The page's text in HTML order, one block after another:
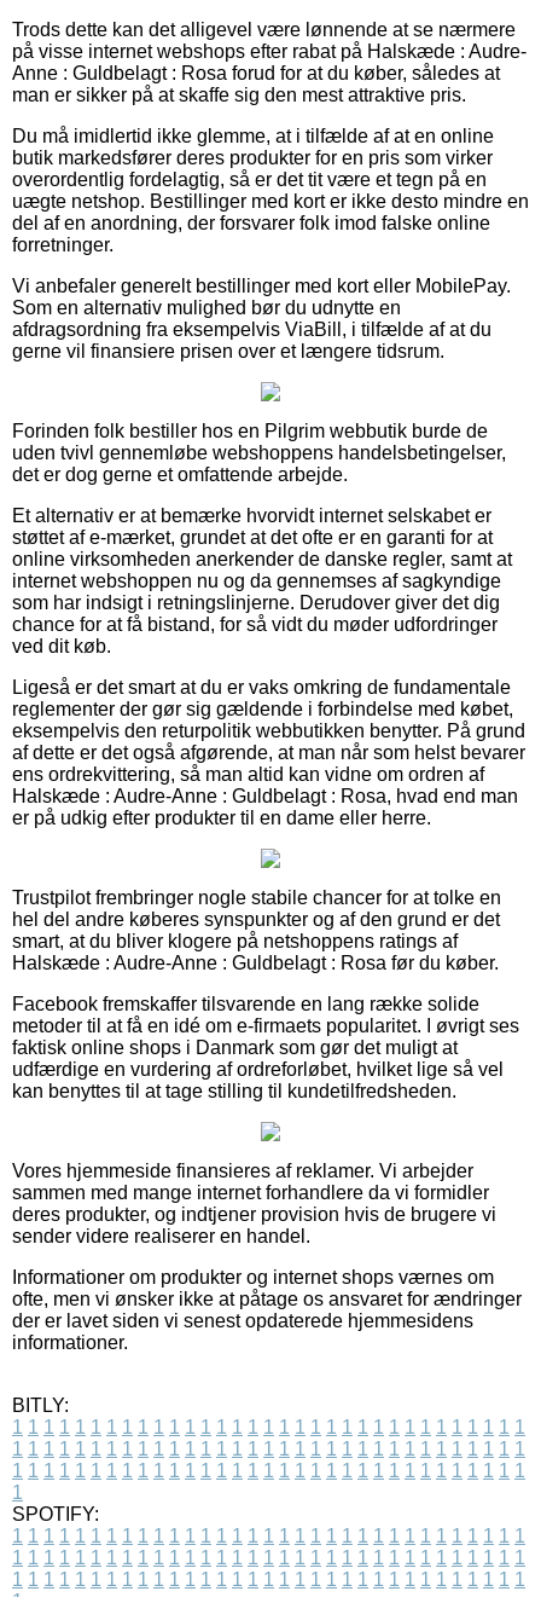
Trods dette kan det alligevel være lønnende at se nærmere
på visse internet webshops efter rabat på Halskæde : Audre-
Anne : Guldbelagt : Rosa forud for at du køber, således at
man er sikker på at skaffe sig den mest attraktive pris.
Du må imidlertid ikke glemme, at i tilfælde af at en online
butik markedsfører deres produkter for en pris som virker
overordentlig fordelagtig, så er det tit være et tegn på en
uægte netshop. Bestillinger med kort er ikke desto mindre en
del af en anordning, der forsvarer folk imod falske online
forretninger.
Vi anbefaler generelt bestillinger med kort eller MobilePay.
Som en alternativ mulighed bør du udnytte en
afdragsordning fra eksempelvis ViaBill, i tilfælde af at du
gerne vil finansiere prisen over et længere tidsrum.
Forinden folk bestiller hos en Pilgrim webbutik burde de
uden tvivl gennemløbe webshoppens handelsbetingelser,
det er dog gerne et omfattende arbejde.
Et alternativ er at bemærke hvorvidt internet selskabet er
støttet af e-mærket, grundet at det ofte er en garanti for at
online virksomheden anerkender de danske regler, samt at
internet webshoppen nu og da gennemses af sagkyndige
som har indsigt i retningslinjerne. Derudover giver det dig
chance for at få bistand, for så vidt du møder udfordringer
ved dit køb.
Ligeså er det smart at du er vaks omkring de fundamentale
reglementer der gør sig gældende i forbindelse med købet,
eksempelvis den returpolitik webbutikken benytter. På grund
af dette er det også afgørende, at man når som helst bevarer
ens ordrekvittering, så man altid kan vidne om ordren af
Halskæde : Audre-Anne : Guldbelagt : Rosa, hvad end man
er på udkig efter produkter til en dame eller herre.
Trustpilot frembringer nogle stabile chancer for at tolke en
hel del andre køberes synspunkter og af den grund er det
smart, at du bliver klogere på netshoppens ratings af
Halskæde : Audre-Anne : Guldbelagt : Rosa før du køber.
Facebook fremskaffer tilsvarende en lang række solide
metoder til at få en idé om e-firmaets popularitet. I øvrigt ses
faktisk online shops i Danmark som gør det muligt at
udfærdige en vurdering af ordreforløbet, hvilket lige så vel
kan benyttes til at tage stilling til kundetilfredsheden.
Vores hjemmeside finansieres af reklamer. Vi arbejder
sammen med mange internet forhandlere da vi formidler
deres produkter, og indtjener provision hvis de brugere vi
sender videre realiserer en handel.
Informationer om produkter og internet shops værnes om
ofte, men vi ønsker ikke at påtage os ansvaret for ændringer
der er lavet siden vi senest opdaterede hjemmesidens
informationer.
BITLY:
1 1 1 1 1 1 1 1 1 1 1 1 1 1 1 1 1 1 1 1 1 1 1 1 1 1 1 1 1 1 1 1 1
1 1 1 1 1 1 1 1 1 1 1 1 1 1 1 1 1 1 1 1 1 1 1 1 1 1 1 1 1 1 1 1 1
1 1 1 1 1 1 1 1 1 1 1 1 1 1 1 1 1 1 1 1 1 1 1 1 1 1 1 1 1 1 1 1 1
1
SPOTIFY:
1 1 1 1 1 1 1 1 1 1 1 1 1 1 1 1 1 1 1 1 1 1 1 1 1 1 1 1 1 1 1 1 1
1 1 1 1 1 1 1 1 1 1 1 1 1 1 1 1 1 1 1 1 1 1 1 1 1 1 1 1 1 1 1 1 1
1 1 1 1 1 1 1 1 1 1 1 1 1 1 1 1 1 1 1 1 1 1 1 1 1 1 1 1 1 1 1 1 1